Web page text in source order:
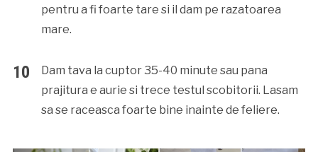
pentru a fi foarte tare si il dam pe razatoarea
mare.
Dam tava la cuptor 35-40 minute sau pana
prajitura e aurie si trece testul scobitorii. Lasam
sa se raceasca foarte bine inainte de feliere.